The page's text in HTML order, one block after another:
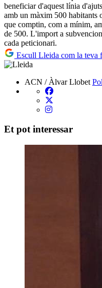
beneficiar d'aquest línia
amb un màxim 500 habitants
que comptin, com a mínim,
de 500. L'import a
cada peticionari.
Escull Lleida com la teva
ACN / Àlvar Llobet
Et pot interessar